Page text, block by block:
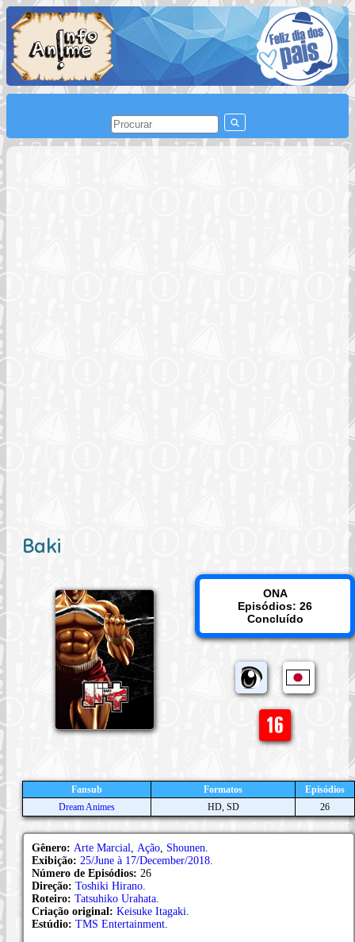
Baki
ONA
Episódios: 26
Concluído
Fansub Formatos
Episódios
Dream Animes
HD, SD 26
Gênero: Arte Marcial Ação Shounen
Exibição: 25/June à 17/December/2018
Número de Episódios: 26
Direção: Toshiki Hirano
Roteiro: Tatsuhiko Urahata
Criação original: Keisuke Itagaki
Estúdio: TMS Entertainment